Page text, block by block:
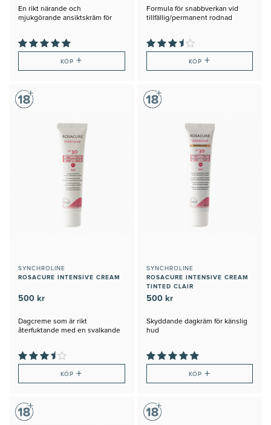
En rikt närande och
mjukgörande ansiktskräm för
KÖP+
Formula för snabbverkan vid
tillfällig/permanent rodnad
KÖP +
SYNCHROLINE
ROSACURE INTENSIVE CREAM
500 kr
Dagcreme som är rikt
återfuktande med en svalkande
KÖP+
SYNCHROLINE
ROSACURE INTENSIVE CREAM
TINTED CLAIR
500 kr
Skyddande dagkräm för känslig
hud
KÖP +